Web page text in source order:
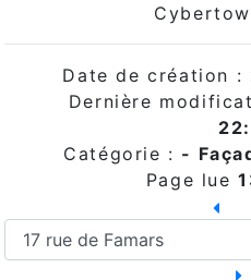
Date de création :
Dernière
Catégorie : -
Page lue